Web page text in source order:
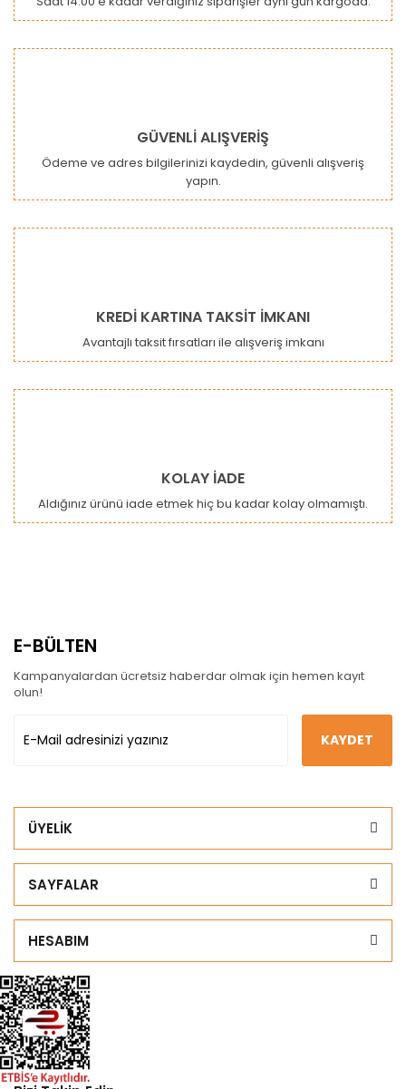
GÜVENLİ ALIŞVERİŞ
Ödeme ve adres bilgilerinizi kaydedin, güvenli alışveriş
yapın.
KREDİ KARTINA TAKSİT İMKANI
Avantajlı taksit fırsatları ile alışveriş imkanı
KOLAY İADE
Aldığınız ürünü iade etmek hiç bu kadar kolay olmamıştı.
E-BÜLTEN
Kampanyalardan ücretsiz haberdar olmak için hemen kayıt
olun!
KAYDET
ÜYELİK
SAYFALAR
HESABIM